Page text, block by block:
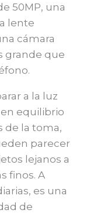
50MP, una
lente
cámara
grande que
a la luz
equilibrio
de la toma,
parecer
lejanos a
finos. A
es una
de